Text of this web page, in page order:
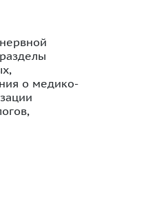
о медико-